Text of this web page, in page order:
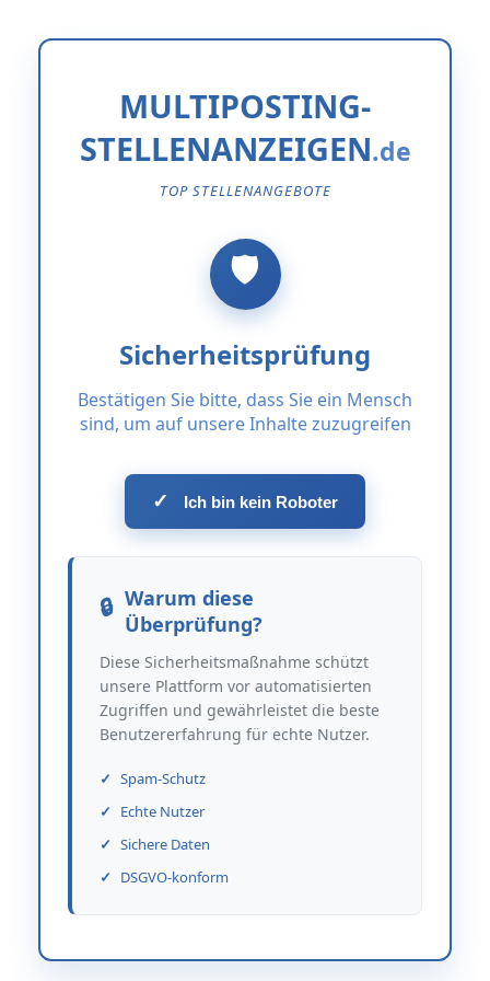
MULTIPOSTING-
STELLENANZEIGEN
TOP STELLENANGEBOTE
Sicherheitsprüfung
Bestätigen Sie bitte, dass Sie ein Mensch
sind, um auf unsere Inhalte zuzugreifen
✓ Ich bin kein Roboter
Warum diese
Überprüfung?
Diese Sicherheitsmaßnahme schützt
unsere Plattform vor automatisierten
Zugriffen und gewährleistet die beste
Benutzererfahrung für echte Nutzer.
Spam-Schutz
Echte Nutzer
Sichere Daten
DSGVO-konform